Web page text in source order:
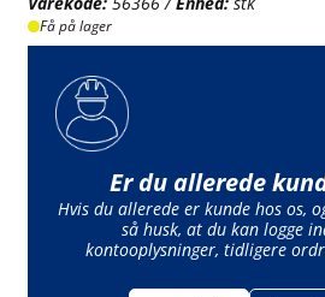
Få på lager
Er du allerede
Hvis du allerede er kunde hos os,
så husk, at du kan logge
kontooplysninger, tidligere